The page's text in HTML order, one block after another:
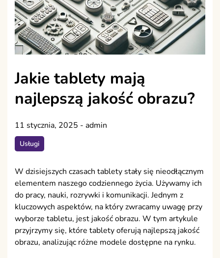
Jakie tablety mają
najlepszą jakość obrazu?
11 stycznia, 2025 - admin
Usługi
W dzisiejszych czasach tablety stały się nieodłącznym
elementem naszego codziennego życia. Używamy ich
do pracy, nauki, rozrywki i komunikacji. Jednym z
kluczowych aspektów, na który zwracamy uwagę przy
wyborze tabletu, jest jakość obrazu. W tym artykule
przyjrzymy się, które tablety oferują najlepszą jakość
obrazu, analizując różne modele dostępne na rynku.